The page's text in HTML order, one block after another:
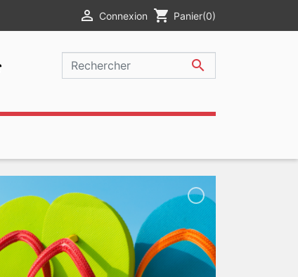
 Connexion shopping_cart Panier(0)
